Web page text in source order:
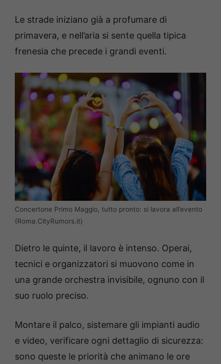
Le strade iniziano già a profumare di
primavera, e nell’aria si sente quella tipica
frenesia che precede i grandi eventi.
Concertone Primo Maggio, tutto pronto: si lavora all’evento
(Roma.CityRumors.it)
Dietro le quinte, il lavoro è intenso. Operai,
tecnici e organizzatori si muovono come in
una grande orchestra invisibile, ognuno con il
suo ruolo preciso.
Montare il palco, sistemare gli impianti audio
e video, verificare ogni dettaglio di sicurezza:
sono queste le priorità che animano le ore